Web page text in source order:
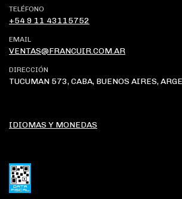
TELÉFONO
+54 9 11 43115752
EMAIL
VENTAS@FRANCUIR.COM.AR
DIRECCIÓN
TUCUMAN 573, CABA, BUENOS AIRES,
IDIOMAS Y MONEDAS